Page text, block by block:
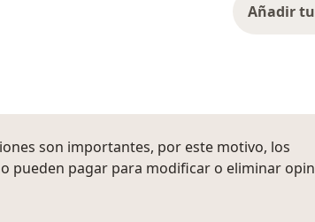
Añadir
son importantes, por este motivo, los
pueden pagar para modificar o eliminar